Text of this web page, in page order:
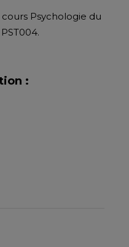
Psychologie du
: